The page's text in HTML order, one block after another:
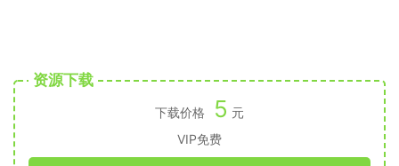
资源下载
下载价格 5 元
VIP免费